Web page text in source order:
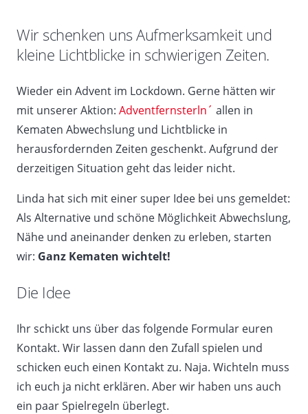
Wir schenken uns Aufmerksamkeit und
kleine Lichtblicke in schwierigen Zeiten.
Wieder ein Advent im Lockdown. Gerne hätten wir
mit unserer Aktion: Adventfernsterln´ allen in
Kematen Abwechslung und Lichtblicke in
herausfordernden Zeiten geschenkt. Aufgrund der
derzeitigen Situation geht das leider nicht.
Linda hat sich mit einer super Idee bei uns gemeldet:
Als Alternative und schöne Möglichkeit Abwechslung,
Nähe und aneinander denken zu erleben, starten
wir: Ganz Kematen wichtelt!
Die Idee
Ihr schickt uns über das folgende Formular euren
Kontakt. Wir lassen dann den Zufall spielen und
schicken euch einen Kontakt zu. Naja. Wichteln muss
ich euch ja nicht erklären. Aber wir haben uns auch
ein paar Spielregeln überlegt.